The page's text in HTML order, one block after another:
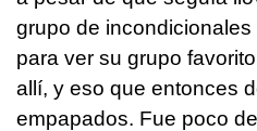
grupo de
para ver su grupo
allí, y eso que entonces
empapados. Fue poco